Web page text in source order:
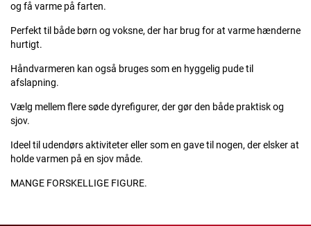
og få varme på farten.
Perfekt til både børn og voksne, der har brug for at varme hænderne
hurtigt.
Håndvarmeren kan også bruges som en hyggelig pude til
afslapning.
Vælg mellem flere søde dyrefigurer, der gør den både praktisk og
sjov.
Ideel til udendørs aktiviteter eller som en gave til nogen, der elsker at
holde varmen på en sjov måde.
MANGE FORSKELLIGE FIGURE.